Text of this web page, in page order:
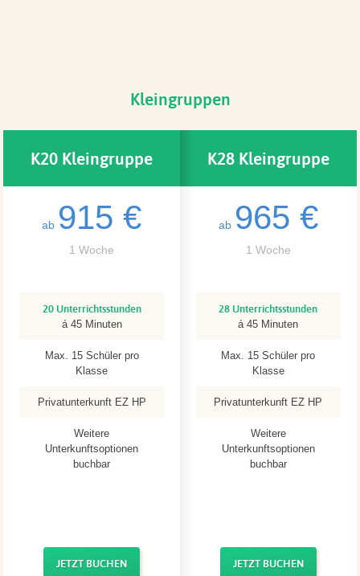
Kleingruppen
K20 Kleingruppe
ab 915 €
1 Woche
20 Unterrichtsstunden
á 45 Minuten
Max. 15 Schüler pro
Klasse
Privatunterkunft EZ HP
Weitere
Unterkunftsoptionen
buchbar
JETZT BUCHEN
K28 Kleingruppe
ab 965 €
1 Woche
28 Unterrichtsstunden
á 45 Minuten
Max. 15 Schüler pro
Klasse
Privatunterkunft EZ HP
Weitere
Unterkunftsoptionen
buchbar
JETZT BUCHEN